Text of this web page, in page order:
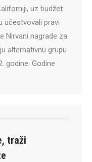
uz budžet
učestvovali pravi
Nirvani nagrade za
alternativnu grupu
godine. Godine
traži